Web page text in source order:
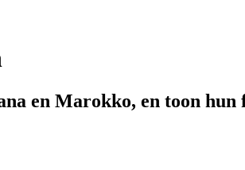
en Marokko, en toon